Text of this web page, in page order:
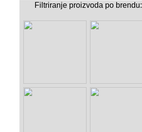
Filtriranje proizvoda po brendu: